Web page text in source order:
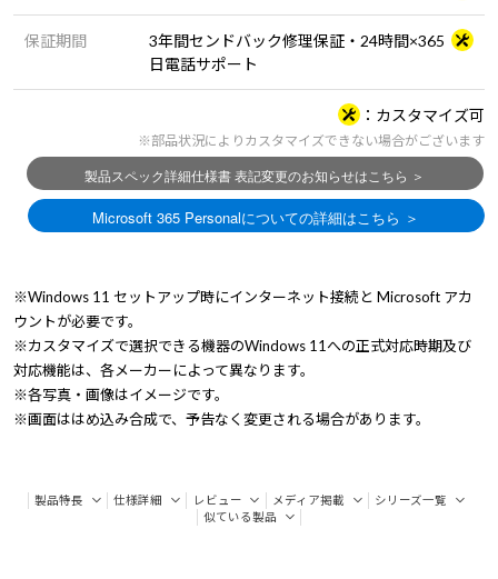
保証期間
3年間センドバック修理保証・24時間×365
日電話サポート
カスタマイズ可
※部品状況によりカスタマイズできない場合がございます
※Windows 11 セットアップ時にインターネット接続と Microsoft アカ
ウントが必要です。
※カスタマイズで選択できる機器のWindows 11への正式対応時期及び
対応機能は、各メーカーによって異なります。
※各写真・画像はイメージです。
※画面ははめ込み合成で、予告なく変更される場合があります。
製品特長 仕様詳細 レビュー メディア掲載
シリーズ一覧
似ている製品